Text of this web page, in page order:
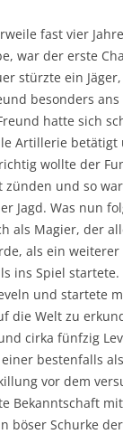
fast vier
war der erste
stürzte ein
besonders
hatte sich
Artillerie betätigt
wollte der
und so
Jagd. Was nun
als Magier, der
als ein
ins Spiel
und startete
die Welt zu
cirka fünfzig
bestenfalls
vor dem
Bekanntschaft mit
böser Schurke